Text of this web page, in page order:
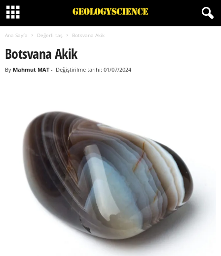
Ana Sayfa Değerli taş Botsvana Akik
Botsvana Akik
By Mahmut MAT- Değiştirilme tarihi: 01/07/2024